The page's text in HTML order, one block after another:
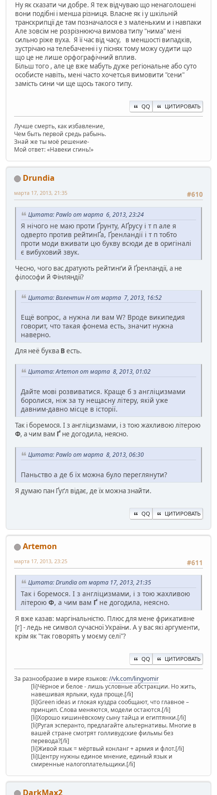
Ну як сказати чи добре. Я теж відчуваю що ненаголошені
вони подібні і менша різниця. Власне як і у шкільній
транскрипції де там позначалося е з маленьким и і навпаки
Але зовсім не розрізнююча вимова типу "нима" мені
сильно ріже вуха. Я її час від часу, в меншості випадків,
зустрічаю на телебаченні і у піснях тому можу судити що
що це не лише орфографічний вплив.
Більш того , але це вже мабуть дуже регіональне або суто
особисте навіть, мені часто хочетсья вимовити "сени"
замість сини чи ще щось такого типу.
QQ ЦИТИРОВАТЬ
Лучше смерть, как избавление,
Чем быть первой средь рабынь.
Знай же ты моё решение-
Мой ответ: «Навеки сгинь!»
Drundia
#610
марта 17, 2013, 21:35
Цитата: Pawlo от марта 6, 2013, 23:24
Я нічого не маю проти Ґрунту, АҐрусу і т п але я
одверто против рейтинҐа, Ґренландії і т п тобто
проти моди вживати цю букву всюди де в оригіналі
є вибуховий звук.
Чесно, чого вас дратують рейтинґи й Ґренландії, а не
філософи й Фінляндії?
Цитата: Валентин Н от марта 7, 2013, 16:52
Ещё вопрос, а нужна ли вам W? Вроде википедия
говорит, что такая фонема есть, значит нужна
наверно.
Для неё буква Весть.
Цитата: Artemon от марта 8, 2013, 01:02
Дайте мові розвиватися. Краще б з англіцизмами
боролися, ніж за ту нещасну літеру, якій уже
давним-давно місце в історії.
Так і боремося. І з англіцизмами, і з тою жахливою літерою
Ф, а чим вам Ґ не догодила, неясно.
Цитата: Pawlo от марта 8, 2013, 06:30
Паньство а де б їх можна було переглянути?
Я думаю пан Ґуґл відає, де їх можна знайти.
QQ ЦИТИРОВАТЬ
Artemon
#611
марта 17, 2013, 23:25
Цитата: Drundia от марта 17, 2013, 21:35
Так і боремося. І з англіцизмами, і з тою жахливою
літерою Ф, а чим вам Ґ не догодила, неясно.
Я вже казав: маргінальністю. Плюс для мене фрикативне
[г] - ледь не символ сучасної України. А у вас які аргументи,
крім як "так говорять у моєму селі"?
QQ ЦИТИРОВАТЬ
За разнообразие в мире языков://vk.com/lingvomir
[li]Чёрное и белое - лишь условные абстракции. Но жить,
навешивая ярлыки, куда проще.[/li]
[li]Green ideas и глокая куздра сообщают, что главное –
принцип. Слова меняются, модели остаются.[/li]
[li]Хорошо кишинёвскому сыну тайца и египтянки.[/li]
[li]Ругая эсперанто, предлагайте альтернативы. Многие в
вашей стране смотрят голливудские фильмы без
перевода?[/li]
[li]Живой язык = мёртвый конланг + армия и флот.[/li]
[li]Центру нужны единое мнение, единый язык и
смиренные налогоплательщики.[/li]
DarkMax2